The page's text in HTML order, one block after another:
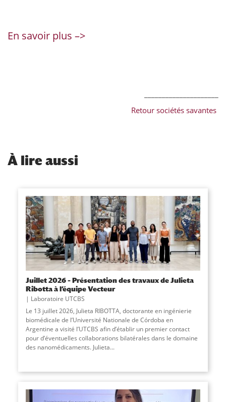
En savoir plus –>
Retour sociétés savantes
À lire aussi
Juillet 2026 – Présentation des travaux de Julieta
Ribotta à l’équipe Vecteur
Laboratoire UTCBS
Le 13 juillet 2026, Julieta RIBOTTA, doctorante en ingénierie
biomédicale de l’Université Nationale de Córdoba en
Argentine a visité l’UTCBS afin d’établir un premier contact
pour d’éventuelles collaborations bilatérales dans le domaine
des nanomédicaments. Julieta...